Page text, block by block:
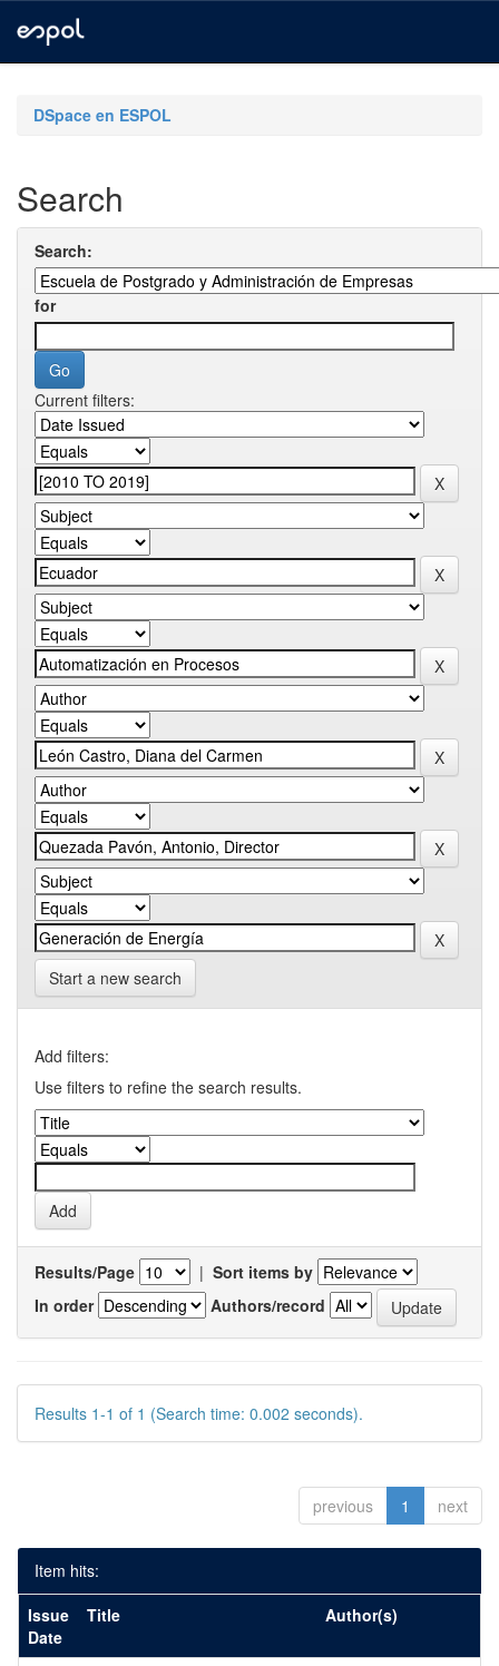
navigationDSpace en ESPOL
Search
Search:
for
Current filters:
Start a new search
Add filters:
Use filters to refine the search results.
Results/Page | Sort items by
In order
Authors/record
Results 1-1 of 1 (Search time: 0.002 seconds).
previous 1 next
Item hits:
Issue
Date
Title Author(s)